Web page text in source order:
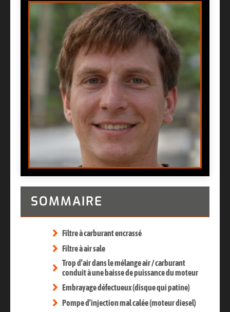
SOMMAIRE
Filtre à carburant encrassé
Filtre à air sale
Trop d’air dans le mélange air / carburant
conduit à une baisse de puissance du moteur
Embrayage défectueux (disque qui patine)
Pompe d’injection mal calée (moteur diesel)